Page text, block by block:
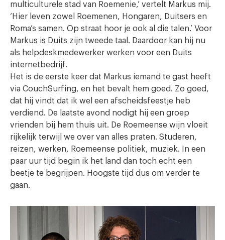
multiculturele stad van Roemenie,’ vertelt Markus mij.
‘Hier leven zowel Roemenen, Hongaren, Duitsers en
Roma’s samen. Op straat hoor je ook al die talen.’ Voor
Markus is Duits zijn tweede taal. Daardoor kan hij nu
als helpdeskmedewerker werken voor een Duits
internetbedrijf.
Het is de eerste keer dat Markus iemand te gast heeft
via CouchSurfing, en het bevalt hem goed. Zo goed,
dat hij vindt dat ik wel een afscheidsfeestje heb
verdiend. De laatste avond nodigt hij een groep
vrienden bij hem thuis uit. De Roemeense wijn vloeit
rijkelijk terwijl we over van alles praten. Studeren,
reizen, werken, Roemeense politiek, muziek. In een
paar uur tijd begin ik het land dan toch echt een
beetje te begrijpen. Hoogste tijd dus om verder te
gaan.